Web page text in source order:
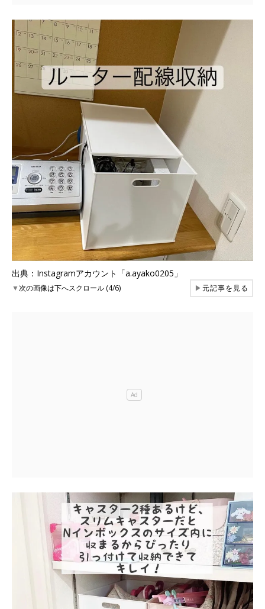
出典：Instagramアカウント「a.ayako0205」
▼次の画像は下へスクロール (4/6) ▶元記事を見る